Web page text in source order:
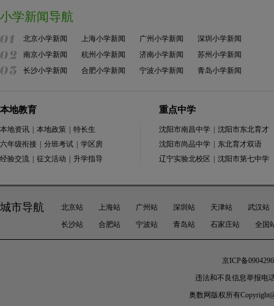
小学新闻导航
北京小学新闻 上海小学新闻 广州小学新闻
深圳小学新闻
南京小学新闻
杭州小学新闻 济南小学新闻
苏州小学新闻
长沙小学新闻
合肥小学新闻 宁波小学新闻 青岛小学新闻
本地教育
本地资讯 本地政策
特长生
六年级衔接
分班考试
学区房
经验交流
征文活动 升学指导
重点中学
沈阳市南昌中学
沈阳市东北育才
沈阳市尚品中学
东北育才双语
辽宁实验北校区
沈阳市第七中学
城市导航 北京站 上海站 广州站 深圳站 天津站
武汉站
长沙站
合肥站 宁波站 青岛站 石家庄站 全国
京ICP备
违法和不良信息举报电
奥数网 版权所有